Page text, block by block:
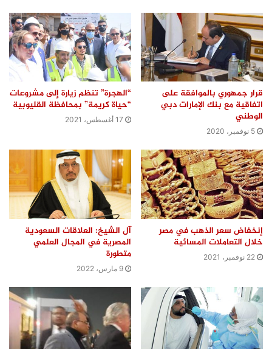
قرار جمهوري بالموافقة على
اتفاقية مع بنك الإمارات دبي
الوطني
5 نوفمبر، 2020
“الهجرة” تنظم زيارة إلى مشروعات
“حياة كريمة” بمحافظة القليوبية
17 أغسطس، 2021
إنخفاض سعر الذهب في مصر
خلال التعاملات المسائية
22 نوفمبر، 2021
آل الشيخ: العلاقات السعودية
المصرية في المجال العلمي
متطورة
9 مارس، 2022